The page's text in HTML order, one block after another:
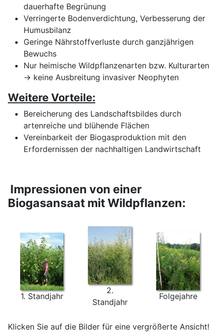
dauerhafte Begrünung
Verringerte Bodenverdichtung, Verbesserung der
Humusbilanz
Geringe Nährstoffverluste durch ganzjährigen
Bewuchs
Nur heimische Wildpflanzenarten bzw. Kulturarten
→ keine Ausbreitung invasiver Neophyten
Weitere Vorteile:
Bereicherung des Landschaftsbildes durch
artenreiche und blühende Flächen
Vereinbarkeit der Biogasproduktion mit den
Erfordernissen der nachhaltigen Landwirtschaft
Impressionen von einer
Biogasansaat mit Wildpflanzen:
1. Standjahr
2.
Standjahr
Folgejahre
Klicken Sie auf die Bilder für eine vergrößerte Ansicht!